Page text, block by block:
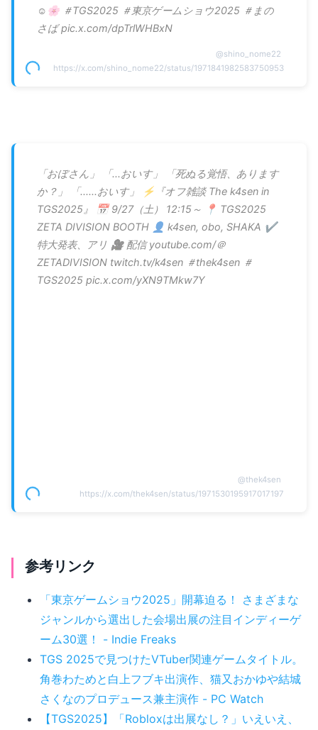
☺️🌸 ＃TGS2025 ＃東京ゲームショウ2025 ＃まの
さば pic.x.com/dpTrlWHBxN
@shino_nome22
https://x.com/shino_nome22/status/1971841982583750953
「おぼさん」 「...おいす」 「死ぬる覚悟、あります
か？」 「......おいす」 ⚡️『オフ雑談 The k4sen in
TGS2025』 📅 9/27（土） 12:15～ 📍 TGS2025
ZETA DIVISION BOOTH 👤 k4sen, obo, SHAKA ✔️
特大発表、アリ 🎥 配信 youtube.com/＠
ZETADIVISION twitch.tv/k4sen ＃thek4sen ＃
TGS2025 pic.x.com/yXN9TMkw7Y
@thek4sen
https://x.com/thek4sen/status/1971530195917017197
参考リンク
「東京ゲームショウ2025」開幕迫る！ さまざまな
ジャンルから選出した会場出展の注目インディーゲ
ーム30選！ - Indie Freaks
TGS 2025で見つけたVTuber関連ゲームタイトル。
角巻わためと白上フブキ出演作、猫又おかゆや結城
さくなのプロデュース兼主演作 - PC Watch
【TGS2025】「Robloxは出展なし？」いえいえ、